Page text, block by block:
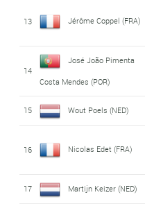
13 Jérôme Coppel (FRA)
14
José João Pimenta
Costa Mendes (POR)
15 Wout Poels (NED)
16 Nicolas Edet (FRA)
17 Martijn Keizer (NED)